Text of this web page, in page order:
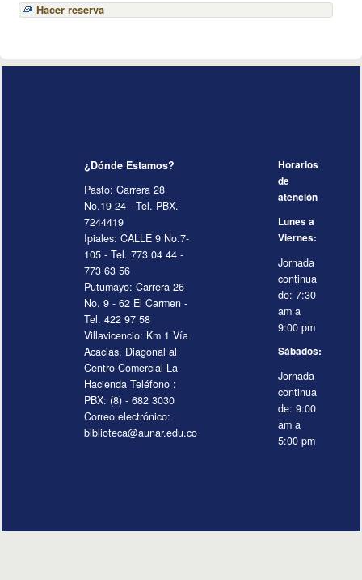
Hacer reserva
¿Dónde Estamos?
Pasto: Carrera 28
No.19-24 - Tel. PBX.
7244419
Ipiales: CALLE 9 No.7-
105 - Tel. 773 04 44 -
773 63 56
Putumayo: Carrera 26
No. 9 - 62 El Carmen -
Tel. 422 97 58
Villavicencio: Km 1 Vía
Acacias, Diagonal al
Centro Comercial La
Hacienda Teléfono :
PBX: (8) - 682 3030
Correo electrónico:
biblioteca@aunar.edu.co
Horarios
de
atención
Lunes a
Viernes:
Jornada
continua
de: 7:30
am a
9:00 pm
Sábados:
Jornada
continua
de: 9:00
am a
5:00 pm